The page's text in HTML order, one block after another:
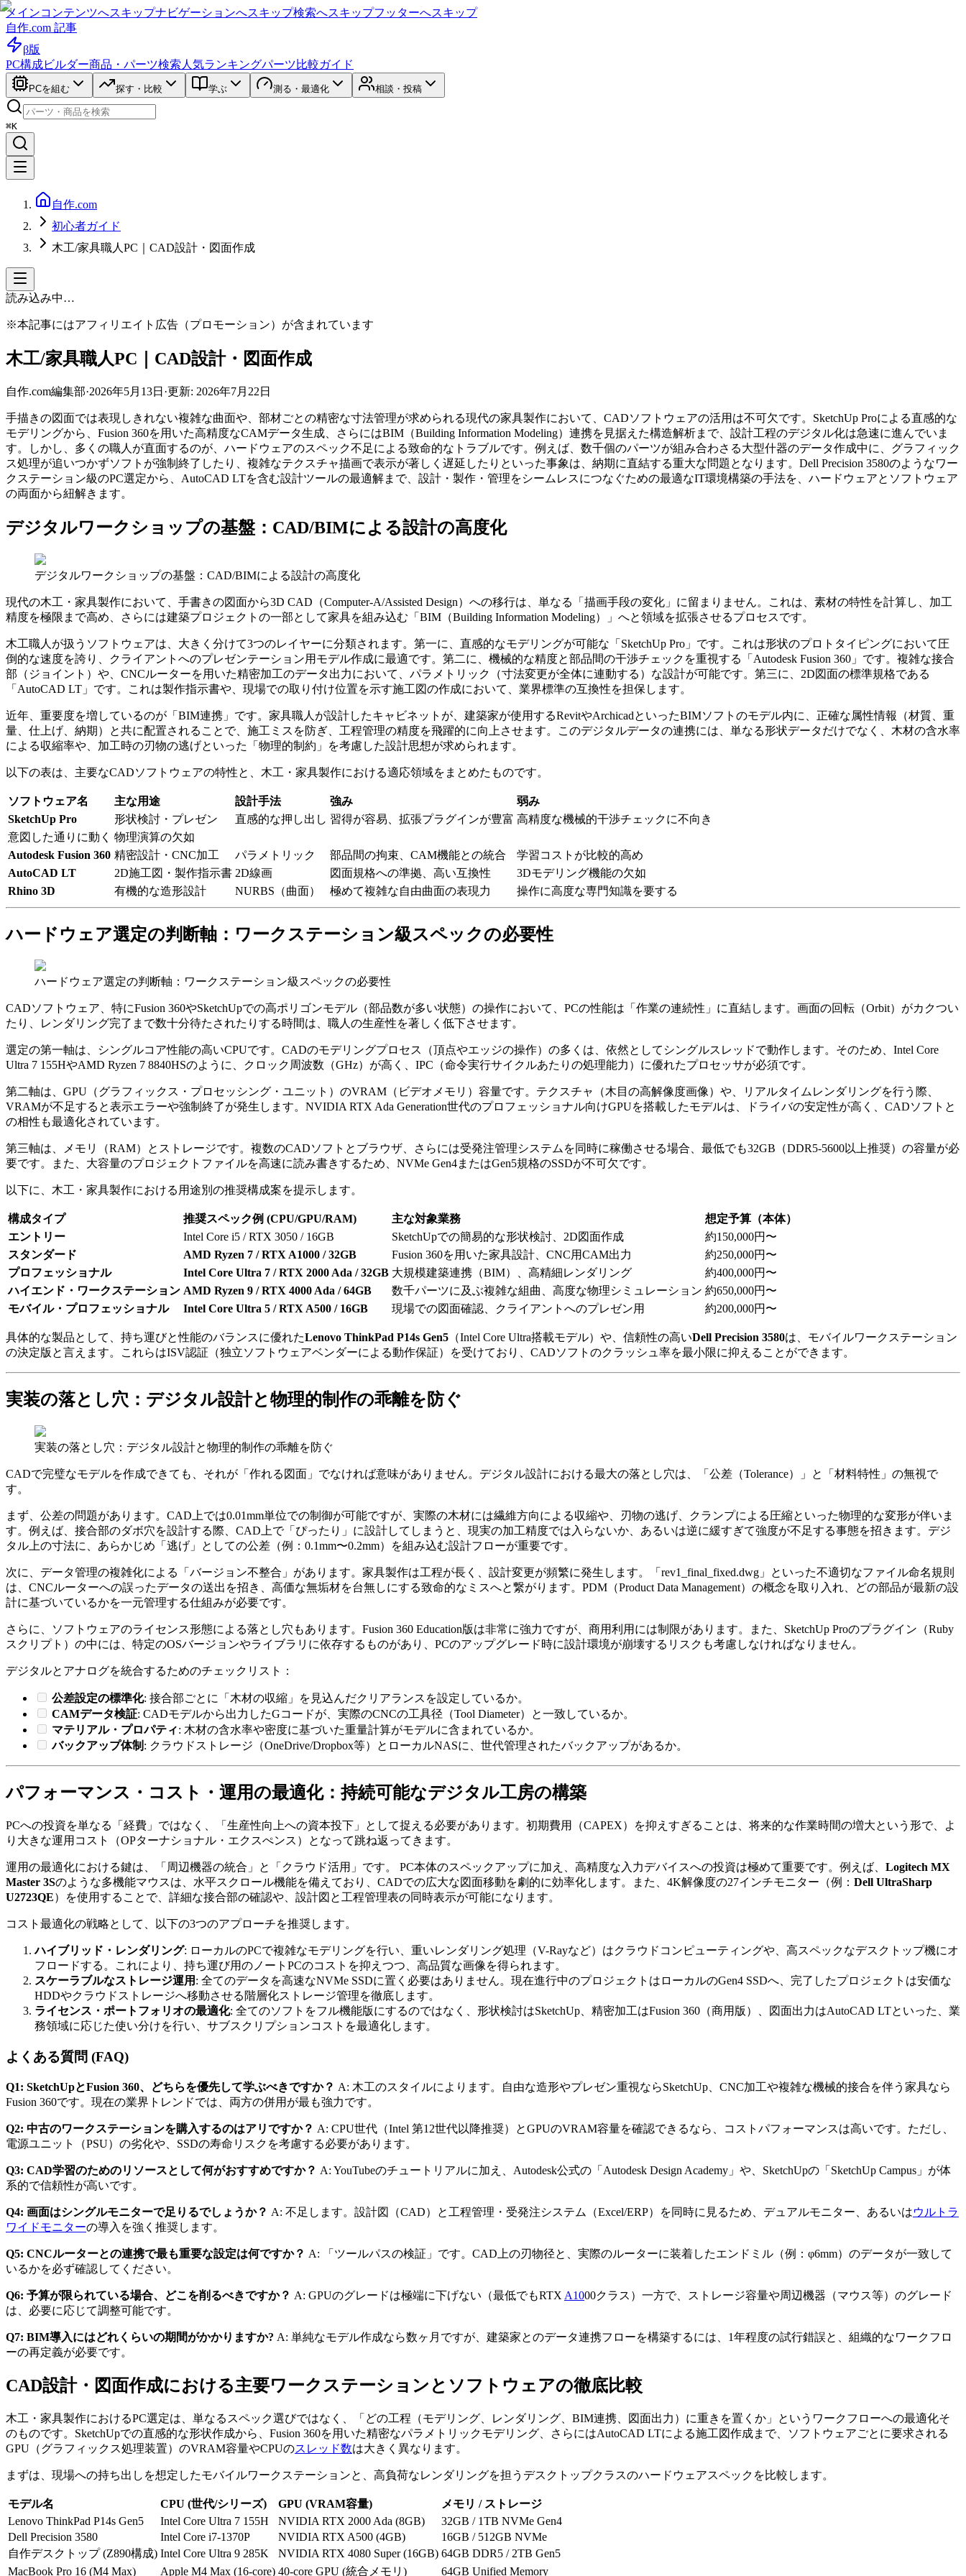
メインコンテンツへスキップナビゲーションへスキップ検索へスキップフッターへスキップ
自作.com 記事
β版
PC構成ビルダー商品・パーツ検索 人気ランキングパーツ比較ガイド
PCを組む 探す・比較 学ぶ 測る・最適化 相談・投稿
⌘K
自作.com
初心者ガイド
木工/家具職人PC｜CAD設計・図面作成
読み込み中…
※本記事にはアフィリエイト広告（プロモーション）が含まれています
木工/家具職人PC｜CAD設計・図面作成
自作.com編集部·2026年5月13日 ·更新: 2026年7月22日
手描きの図面では表現しきれない複雑な曲面や、部材ごとの精密な寸法管理が求められる現代の家具製作において、CADソフトウェアの活用は不可欠です。SketchUp Proによる直感的な
モデリングから、Fusion 360を用いた高精度なCAMデータ生成、さらにはBIM（Building Information Modeling）連携を見据えた構造解析まで、設計工程のデジタル化は急速に進んでいま
す。しかし、多くの職人が直面するのが、ハードウェアのスペック不足による致命的なトラブルです。例えば、数千個のパーツが組み合わさる大型什器のデータ作成中に、グラフィック
ス処理が追いつかずソフトが強制終了したり、複雑なテクスチャ描画で表示が著しく遅延したりといった事象は、納期に直結する重大な問題となります。Dell Precision 3580のようなワー
クステーション級のPC選定から、AutoCAD LTを含む設計ツールの最適解まで、設計・製作・管理をシームレスにつなぐための最適なIT環境構築の手法を、ハードウェアとソフトウェア
の両面から紐解きます。
デジタルワークショップの基盤：CAD/BIMによる設計の高度化
デジタルワークショップの基盤：CAD/BIMによる設計の高度化
現代の木工・家具製作において、手書きの図面から3D CAD（Computer-A/Assisted Design）への移行は、単なる「描画手段の変化」に留まりません。これは、素材の特性を計算し、加工
精度を極限まで高め、さらには建築プロジェクトの一部として家具を組み込む「BIM（Building Information Modeling）」へと領域を拡張させるプロセスです。
木工職人が扱うソフトウェアは、大きく分けて3つのレイヤーに分類されます。第一に、直感的なモデリングが可能な「SketchUp Pro」です。これは形状のプロトタイピングにおいて圧
倒的な速度を誇り、クライアントへのプレゼンテーション用モデル作成に最適です。第二に、機械的な精度と部品間の干渉チェックを重視する「Autodesk Fusion 360」です。複雑な接合
部（ジョイント）や、CNCルーターを用いた精密加工のデータ出力において、パラメトリック（寸法変更が全体に連動する）な設計が可能です。第三に、2D図面の標準規格である
「AutoCAD LT」です。これは製作指示書や、現場での取り付け位置を示す施工図の作成において、業界標準の互換性を担保します。
近年、重要度を増しているのが「BIM連携」です。家具職人が設計したキャビネットが、建築家が使用するRevitやArchicadといったBIMソフトのモデル内に、正確な属性情報（材質、重
量、仕上げ、納期）と共に配置されることで、施工ミスを防ぎ、工程管理の精度を飛躍的に向上させます。このデジタルデータの連携には、単なる形状データだけでなく、木材の含水率
による収縮率や、加工時の刃物の逃げといった「物理的制約」を考慮した設計思想が求められます。
以下の表は、主要なCADソフトウェアの特性と、木工・家具製作における適応領域をまとめたものです。
ソフトウェア名 主な用途 設計手法 強み
弱み
SketchUp Pro
形状検討・プレゼン 直感的な押し出し 習得が容易、拡張プラグインが豊富 高精度な機械的干渉チェックに不向き
意図した通りに動く 物理演算の欠如
Autodesk Fusion 360 精密設計・CNC加工 パラメトリック 部品間の拘束、CAM機能との統合
学習コストが比較的高め
AutoCAD LT
2D施工図・製作指示書 2D線画 図面規格への準拠、高い互換性
3Dモデリング機能の欠如
Rhino 3D
有機的な造形設計 NURBS（曲面） 極めて複雑な自由曲面の表現力 操作に高度な専門知識を要する
ハードウェア選定の判断軸：ワークステーション級スペックの必要性
ハードウェア選定の判断軸：ワークステーション級スペックの必要性
CADソフトウェア、特にFusion 360やSketchUpでの高ポリゴンモデル（部品数が多い状態）の操作において、PCの性能は「作業の連続性」に直結します。画面の回転（Orbit）がカクつい
たり、レンダリング完了まで数十分待たされたりする時間は、職人の生産性を著しく低下させます。
選定の第一軸は、シングルコア性能の高いCPUです。CADのモデリングプロセス（頂点やエッジの操作）の多くは、依然としてシングルスレッドで動作します。そのため、Intel Core
Ultra 7 155HやAMD Ryzen 7 8840HSのように、クロック周波数（GHz）が高く、IPC（命令実行サイクルあたりの処理能力）に優れたプロセッサが必須です。
第二軸は、GPU（グラフィックス・プロセッシング・ユニット）のVRAM（ビデオメモリ）容量です。テクスチャ（木目の高解像度画像）や、リアルタイムレンダリングを行う際、
VRAMが不足すると表示エラーや強制終了が発生します。NVIDIA RTX Ada Generation世代のプロフェッショナル向けGPUを搭載したモデルは、ドライバの安定性が高く、CADソフトと
の相性も最適化されています。
第三軸は、メモリ（RAM）とストレージです。複数のCADソフトとブラウザ、さらには受発注管理システムを同時に稼働させる場合、最低でも32GB（DDR5-5600以上推奨）の容量が必
要です。また、大容量のプロジェクトファイルを高速に読み書きするため、NVMe Gen4またはGen5規格のSSDが不可欠です。
以下に、木工・家具製作における用途別の推奨構成案を提示します。
構成タイプ 推奨スペック例 (CPU/GPU/RAM) 主な対象業務
想定予算（本体）
エントリー
Intel Core i5 / RTX 3050 / 16GB SketchUpでの簡易的な形状検討、2D図面作成
約150,000円〜
スタンダード
AMD Ryzen 7 / RTX A1000 / 32GB Fusion 360を用いた家具設計、CNC用CAM出力
約250,000円〜
プロフェッショナル
Intel Core Ultra 7 / RTX 2000 Ada / 32GB 大規模建築連携（BIM）、高精細レンダリング
約400,000円〜
ハイエンド・ワークステーション AMD Ryzen 9 / RTX 4000 Ada / 64GB 数千パーツに及ぶ複雑な組曲、高度な物理シミュレーション 約650,000円〜
モバイル・プロフェッショナル
Intel Core Ultra 5 / RTX A500 / 16GB 現場での図面確認、クライアントへのプレゼン用 約200,000円〜
具体的な製品として、持ち運びと性能のバランスに優れたLenovo ThinkPad P14s Gen5 （Intel Core Ultra搭載モデル）や、信頼性の高いDell Precision 3580は、モバイルワークステーション
の決定版と言えます。これらはISV認証（独立ソフトウェアベンダーによる動作保証）を受けており、CADソフトのクラッシュ率を最小限に抑えることができます。
実装の落とし穴：デジタル設計と物理的制作の乖離を防ぐ
実装の落とし穴：デジタル設計と物理的制作の乖離を防ぐ
CADで完璧なモデルを作成できても、それが「作れる図面」でなければ意味がありません。デジタル設計における最大の落とし穴は、「公差（Tolerance）」と「材料特性」の無視で
す。
まず、公差の問題があります。CAD上では0.01mm単位での制御が可能ですが、実際の木材には繊維方向による収縮や、刃物の逃げ、クランプによる圧縮といった物理的な変形が伴いま
す。例えば、接合部のダボ穴を設計する際、CAD上で「ぴったり」に設計してしまうと、現実の加工精度では入らないか、あるいは逆に緩すぎて強度が不足する事態を招きます。デジ
タル上の寸法に、あらかじめ「逃げ」としての公差（例：0.1mm〜0.2mm）を組み込む設計フローが重要です。
次に、データ管理の複雑化による「バージョン不整合」があります。家具製作は工程が長く、設計変更が頻繁に発生します。「rev1_final_fixed.dwg」といった不適切なファイル命名規則
は、CNCルーターへの誤ったデータの送出を招き、高価な無垢材を台無しにする致命的なミスへと繋がります。PDM（Product Data Management）の概念を取り入れ、どの部品が最新の設
計に基づいているかを一元管理する仕組みが必要です。
さらに、ソフトウェアのライセンス形態による落とし穴もあります。Fusion 360 Education版は非常に強力ですが、商用利用には制限があります。また、SketchUp Proのプラグイン（Ruby
スクリプト）の中には、特定のOSバージョンやライブラリに依存するものがあり、PCのアップグレード時に設計環境が崩壊するリスクも考慮しなければなりません。
デジタルとアナログを統合するためのチェックリスト：
公差設定の標準化: 接合部ごとに「木材の収縮」を見込んだクリアランスを設定しているか。
CAMデータ検証: CADモデルから出力したGコードが、実際のCNCの工具径（Tool Diameter）と一致しているか。
マテリアル・プロパティ: 木材の含水率や密度に基づいた重量計算がモデルに含まれているか。
バックアップ体制 : クラウドストレージ（OneDrive/Dropbox等）とローカルNASに、世代管理されたバックアップがあるか。
パフォーマンス・コスト・運用の最適化：持続可能なデジタル工房の構築
PCへの投資を単なる「経費」ではなく、「生産性向上への資本投下」として捉える必要があります。初期費用（CAPEX）を抑えすぎることは、将来的な作業時間の増大という形で、よ
り大きな運用コスト（OPターナショナル・エクスぺンス）となって跳ね返ってきます。
運用の最適化における鍵は、「周辺機器の統合」と「クラウド活用」です。 PC本体のスペックアップに加え、高精度な入力デバイスへの投資は極めて重要です。例えば、 Logitech MX
Master 3Sのような多機能マウスは、水平スクロール機能を備えており、CADでの広大な図面移動を劇的に効率化します。また、4K解像度の27インチモニター（例： Dell UltraSharp
U2723QE）を使用することで、詳細な接合部の確認や、設計図と工程管理表の同時表示が可能になります。
コスト最適化の戦略として、以下の3つのアプローチを推奨します。
ハイブリッド・レンダリング: ローカルのPCで複雑なモデリングを行い、重いレンダリング処理（V-Rayなど）はクラウドコンピューティングや、高スペックなデスクトップ機にオ
フロードする。これにより、持ち運び用のノートPCのコストを抑えつつ、高品質な画像を得られます。
スケーラブルなストレージ運用 : 全てのデータを高速なNVMe SSDに置く必要はありません。現在進行中のプロジェクトはローカルのGen4 SSDへ、完了したプロジェクトは安価な
HDDやクラウドストレージへ移動させる階層化ストレージ管理を徹底します。
ライセンス・ポートフォリオの最適化: 全てのソフトをフル機能版にするのではなく、形状検討はSketchUp、精密加工はFusion 360（商用版）、図面出力はAutoCAD LTといった、業
務領域に応じた使い分けを行い、サブスクリプションコストを最適化します。
よくある質問 (FAQ)
Q1: SketchUpとFusion 360、どちらを優先して学ぶべきですか？ A: 木工のスタイルによります。自由な造形やプレゼン重視ならSketchUp、CNC加工や複雑な機械的接合を伴う家具なら
Fusion 360です。現在の業界トレンドでは、両方の併用が最も強力です。
Q2: 中古のワークステーションを購入するのはアリですか？ A: CPU世代（Intel 第12世代以降推奨）とGPUのVRAM容量を確認できるなら、コストパフォーマンスは高いです。ただし、
電源ユニット（PSU）の劣化や、SSDの寿命リスクを考慮する必要があります。
Q3: CAD学習のためのリソースとして何がおすすめですか？ A: YouTubeのチュートリアルに加え、Autodesk公式の「Autodesk Design Academy」や、SketchUpの「SketchUp Campus」が体
系的で信頼性が高いです。
Q4: 画面はシングルモニターで足りるでしょうか？ A: 不足します。設計図（CAD）と工程管理・受発注システム（Excel/ERP）を同時に見るため、デュアルモニター、あるいはウルトラ
ワイドモニターの導入を強く推奨します。
Q5: CNCルーターとの連携で最も重要な設定は何ですか？ A: 「ツールパスの検証」です。CAD上の刃物径と、実際のルーターに装着したエンドミル（例：φ6mm）のデータが一致して
いるかを必ず確認してください。
Q6: 予算が限られている場合、どこを削るべきですか？ A: GPUのグレードは極端に下げない（最低でもRTX A1000クラス）一方で、ストレージ容量や周辺機器（マウス等）のグレード
は、必要に応じて調整可能です。
Q7: BIM導入にはどれくらいの期間がかかりますか? A: 単純なモデル作成なら数ヶ月ですが、建築家とのデータ連携フローを構築するには、1年程度の試行錯誤と、組織的なワークフロ
ーの再定義が必要です。
CAD設計・図面作成における主要ワークステーションとソフトウェアの徹底比較
木工・家具製作におけるPC選定は、単なるスペック選びではなく、「どの工程（モデリング、レンダリング、BIM連携、図面出力）に重きを置くか」というワークフローへの最適化そ
のものです。SketchUpでの直感的な形状作成から、Fusion 360を用いた精密なパラメトリックモデリング、さらにはAutoCAD LTによる施工図作成まで、ソフトウェアごとに要求される
GPU（グラフィックス処理装置）のVRAM容量やCPUのスレッド数は大きく異なります。
まずは、現場への持ち出しを想定したモバイルワークステーションと、高負荷なレンダリングを担うデスクトップクラスのハードウェアスペックを比較します。
モデル名 CPU (世代/シリーズ) GPU (VRAM容量)
メモリ / ストレージ
Lenovo ThinkPad P14s Gen5
Intel Core Ultra 7 155H NVIDIA RTX 2000 Ada (8GB)
32GB / 1TB NVMe Gen4
Dell Precision 3580
Intel Core i7-1370P NVIDIA RTX A500 (4GB)
16GB / 512GB NVMe
自作デスクトップ (Z890構成) Intel Core Ultra 9 285K NVIDIA RTX 4080 Super (16GB) 64GB DDR5 / 2TB Gen5
MacBook Pro 16 (M4 Max)
Apple M4 Max (16-core) 40-core GPU (統合メモリ) 64GB Unified Memory